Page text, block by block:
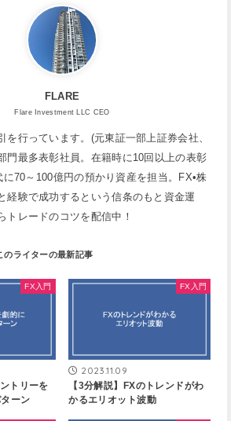
FLARE
Flare Investment LLC CEO
を行っています。(元東証一部上証券会社、
門最多表彰社員。在籍時に10回以上の表彰
70～100億円の預かり資産を担当。FX•株
経験で成功するという信条のもと資金運
トレードのコツを配信中！
FX入門
トリーを
ーン
FX入門
2023.11.09
【3分解説】FXのトレンドがわ
かるエリオット波動